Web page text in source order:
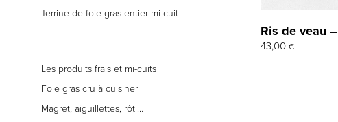
Ris de veau
43,00 €
Terrine de foie gras entier mi-cuit
Les produits frais et mi-cuits
Foie gras cru à cuisiner
Magret, aiguillettes, rôti…